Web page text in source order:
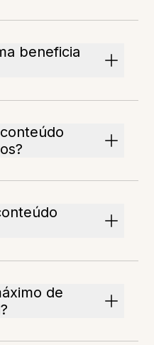
beneficia
de